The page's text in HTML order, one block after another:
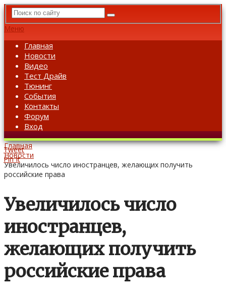
Меню
Главная
Новости
Видео
Тест Драйв
Тюнинг
События
Контакты
Форум
Вход
Главная
Новости
Увеличилось число иностранцев, желающих получить
российские права
Увеличилось число
иностранцев,
желающих получить
российские права
Tweet
Pin It